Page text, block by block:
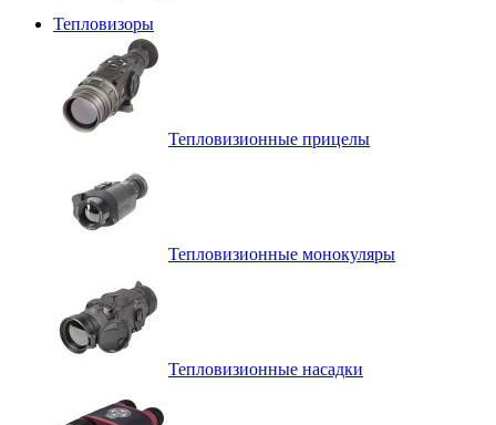
Тепловизоры
Тепловизионные прицелы
Тепловизионные монокуляры
Тепловизионные насадки